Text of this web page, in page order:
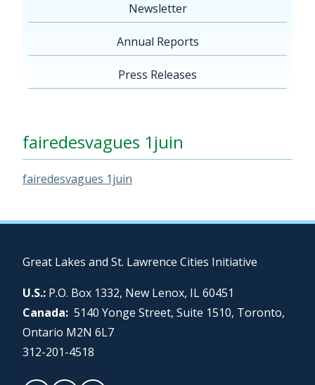
Newsletter
Annual Reports
Press Releases
fairedesvagues 1juin
fairedesvagues 1juin
Great Lakes and St. Lawrence Cities Initiative
U.S.: P.O. Box 1332, New Lenox, IL 60451
Canada: 5140 Yonge Street, Suite 1510, Toronto,
Ontario M2N 6L7
312-201-4518